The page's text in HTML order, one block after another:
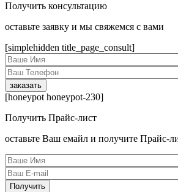
Получить консультацию
оcтавьте заявку и мы свяжемся с вами
[simplehidden title_page_consult]
[honeypot honeypot-230]
Получить Прайс-лист
оcтавьте Ваш емайл и получите Прайс-